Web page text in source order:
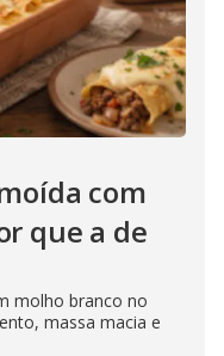
com
que a de
molho branco no
massa macia e